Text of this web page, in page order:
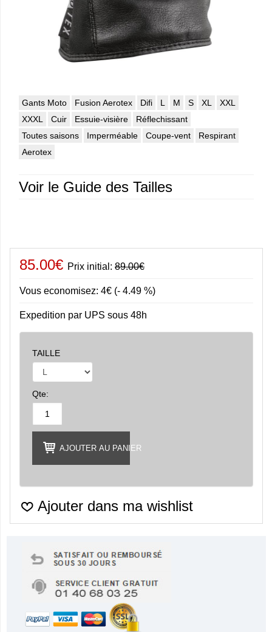
Gants Moto Fusion Aerotex Difi L M S XL
XXL
XXXL
Cuir Essuie-visière
Réflechissant
Toutes saisons
Imperméable Coupe-vent
Respirant
Aerotex
Voir le Guide des Tailles
85.00€ Prix initial: 89.00€
Vous economisez: 4€ (- 4.49 %)
Expedition par UPS sous 48h
TAILLE
Qte:
AJOUTER AU PANIER
Ajouter dans ma wishlist